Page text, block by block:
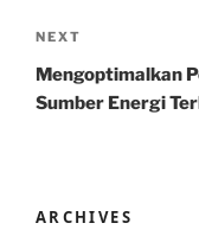
Next
Post
NEXT
Mengoptimalkan
Sumber Energi
ARCHIVES